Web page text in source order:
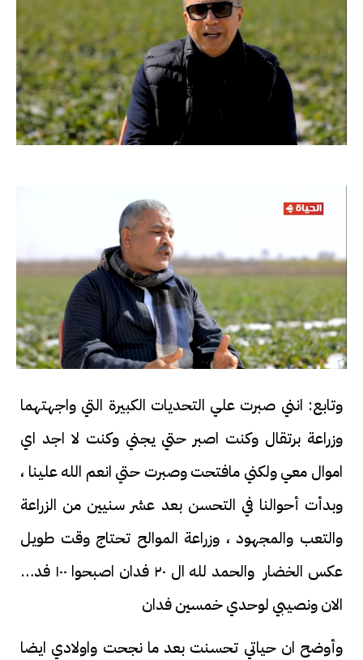
وتابع: انني صبرت علي التحديات الكبيرة التي واجهتهما
وزراعة برتقال وكنت اصبر حتي يجني وكنت لا اجد اي
اموال معي ولكني مافتحت وصبرت حتي انعم الله علينا ،
وبدأت أحوالنا في التحسن بعد عشر سنيين من الزراعة
والتعب والمجهود ، وزراعة الموالح تحتاج وقت طويل
عكس الخضار والحمد لله ال ٢٠ فدان اصبحوا ١٠٠ فدان
الان ونصيبي لوحدي خمسين فدان
وأوضح ان حياتي تحسنت بعد ما نجحت واولادي ايضا